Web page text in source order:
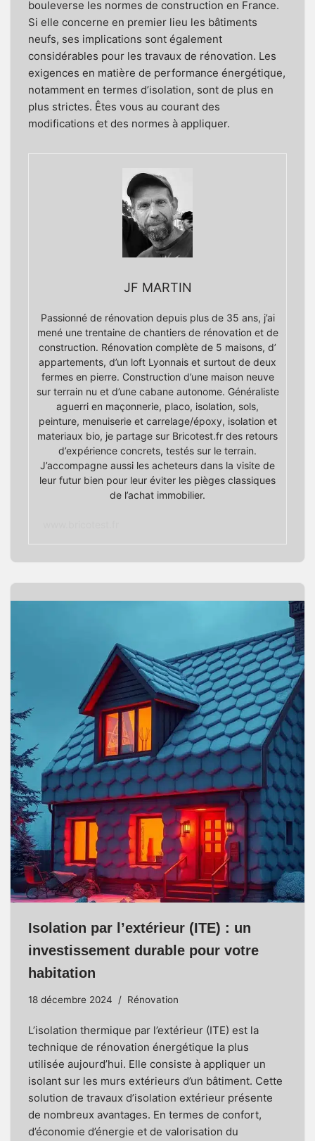
bouleverse les normes de construction en France.
Si elle concerne en premier lieu les bâtiments
neufs, ses implications sont également
considérables pour les travaux de rénovation. Les
exigences en matière de performance énergétique,
notamment en termes d’isolation, sont de plus en
plus strictes. Êtes vous au courant des
modifications et des normes à appliquer.
JF MARTIN
Passionné de rénovation depuis plus de 35 ans, j’ai
mené une trentaine de chantiers de rénovation et de
construction. Rénovation complète de 5 maisons, d’
appartements, d’un loft Lyonnais et surtout de deux
fermes en pierre. Construction d’une maison neuve
sur terrain nu et d’une cabane autonome. Généraliste
aguerri en maçonnerie, placo, isolation, sols,
peinture, menuiserie et carrelage/époxy, isolation et
materiaux bio, je partage sur Bricotest.fr des retours
d’expérience concrets, testés sur le terrain.
J’accompagne aussi les acheteurs dans la visite de
leur futur bien pour leur éviter les pièges classiques
de l’achat immobilier.
Isolation par l’extérieur (ITE) : un
investissement durable pour votre
habitation
18 décembre 2024 Rénovation
L’isolation thermique par l’extérieur (ITE) est la
technique de rénovation énergétique la plus
utilisée aujourd’hui. Elle consiste à appliquer un
isolant sur les murs extérieurs d’un bâtiment. Cette
solution de travaux d’isolation extérieur présente
de nombreux avantages. En termes de confort,
d’économie d’énergie et de valorisation du